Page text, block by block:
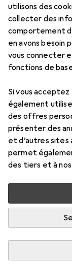
utilisons des
collecter des
comportement
en avons besoin
vous connecter
fonctions de
Si vous acceptez
également
des offres
présenter des
et d’autres sites
permet
des tiers et à
REMISE
100 ml
Prix en EUR TVA
EUR
14,92
19
Évaluations
Livré entre
Plus de 10
M'informer
EUR
16,39